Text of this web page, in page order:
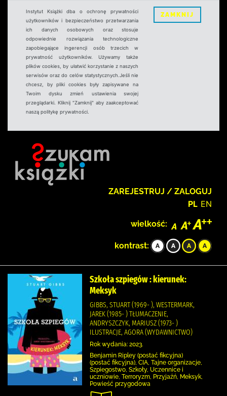
Instytut Książki dba o ochronę prywatności
użytkowników i bezpieczeństwo przetwarzania
ich danych osobowych oraz stosuje
odpowiednie rozwiązania technologiczne
zapobiegające ingerencji osób trzecich w
prywatność użytkowników. Używamy także
plików cookies, by ułatwić korzystanie z naszych
serwisów oraz do celów statystycznych.Jeśli nie
chcesz, by pliki cookies były zapisywane na
Twoim dysku zmień ustawienia swojej
przeglądarki. Kliknij "Zamknij" aby zaakceptować
naszą politykę prywatności.
ZAMKNIJ
ZAREJESTRUJ / ZALOGUJ
PL EN
wielkość:
kontrast:
Szkoła szpiegów : kierunek:
Meksyk
GIBBS, STUART (1969- ), WESTERMARK,
JAREK (1985- ) TŁUMACZENIE,
ANDRYSZCZYK, MARIUSZ (1973- )
ILUSTRACJE, AGORA (WYDAWNICTWO)
Rok wydania: 2023.
Benjamin Ripley (postać fikcyjna)
(postać fikcyjna), CIA, Tajne organizacje,
Szpiegostwo, Szkoły, Uczennice i
uczniowie, Terroryzm, Przyjaźń, Meksyk,
Powieść przygodowa